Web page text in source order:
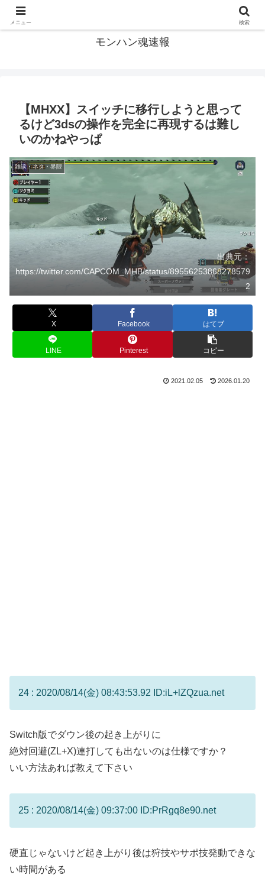
モンハン魂速報
【MHXX】スイッチに移行しようと思って
るけど3dsの操作を完全に再現するは難し
いのかねやっぱ
雑談・ネタ・界隈
出典元：
https://twitter.com/CAPCOM_MHB/status/89556253868278579
2
X Facebook はてブ
LINE Pinterest コピー
2021.02.05 2026.01.20
24 : 2020/08/14(金) 08:43:53.92 ID:iL+lZQzua.net
Switch版でダウン後の起き上がりに
絶対回避(ZL+X)連打しても出ないのは仕様ですか？
いい方法あれば教えて下さい
25 : 2020/08/14(金) 09:37:00 ID:PrRgq8e90.net
硬直じゃないけど起き上がり後は狩技やサポ技発動できな
い時間がある
メニュー 検索